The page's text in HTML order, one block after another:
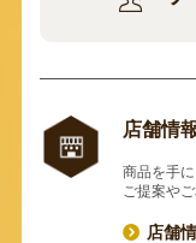
店舗情
商品を手
ご提案や
店舗